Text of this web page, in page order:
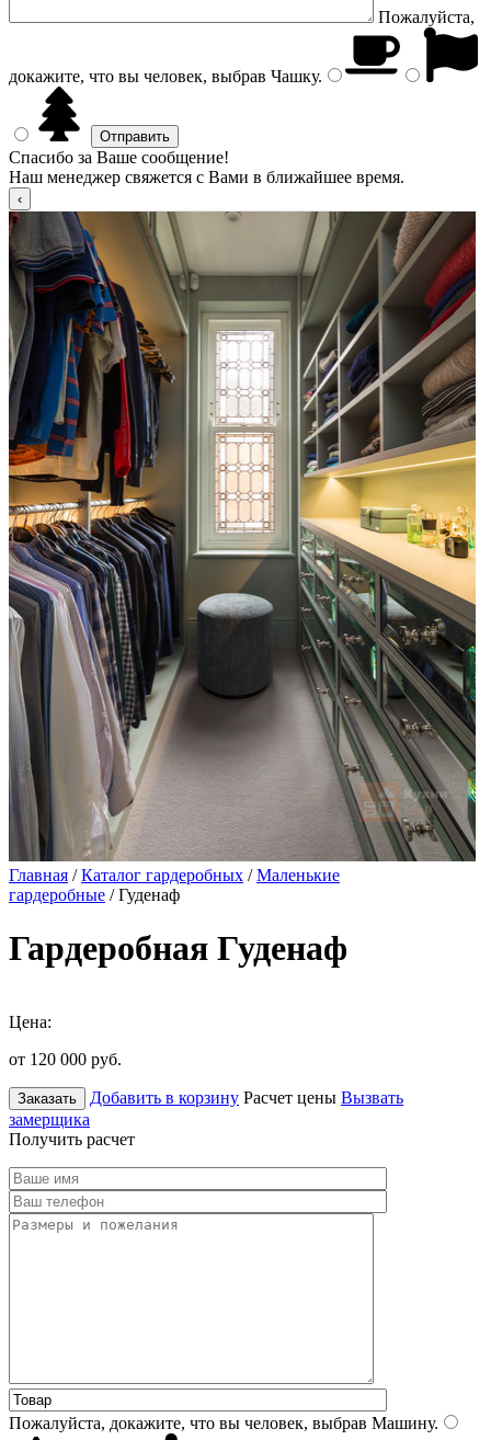
Пожалуйста,
докажите, что вы человек, выбрав Чашку.
Спасибо за Ваше сообщение!
Наш менеджер свяжется с Вами в ближайшее время.
Главная /Каталог гардеробных /Маленькие
гардеробные / Гуденаф
Гардеробная Гуденаф
Цена:
от 120 000 руб.
Заказать Добавить в корзину Расчет цены Вызвать
замерщика
Получить расчет
Пожалуйста, докажите, что вы человек, выбрав Машину.